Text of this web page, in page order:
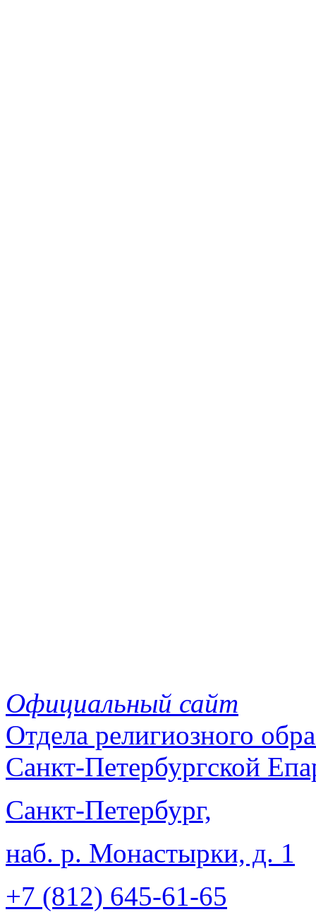
Официальный сайт
Отдела религиозного
Санкт-Петербургской
Санкт-Петербург,
наб. р. Монастырки, д. 1
+7 (812) 645-61-65